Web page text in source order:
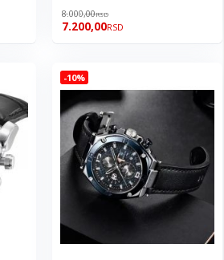
8.000,00RSD
7.200,00RSD
-10%